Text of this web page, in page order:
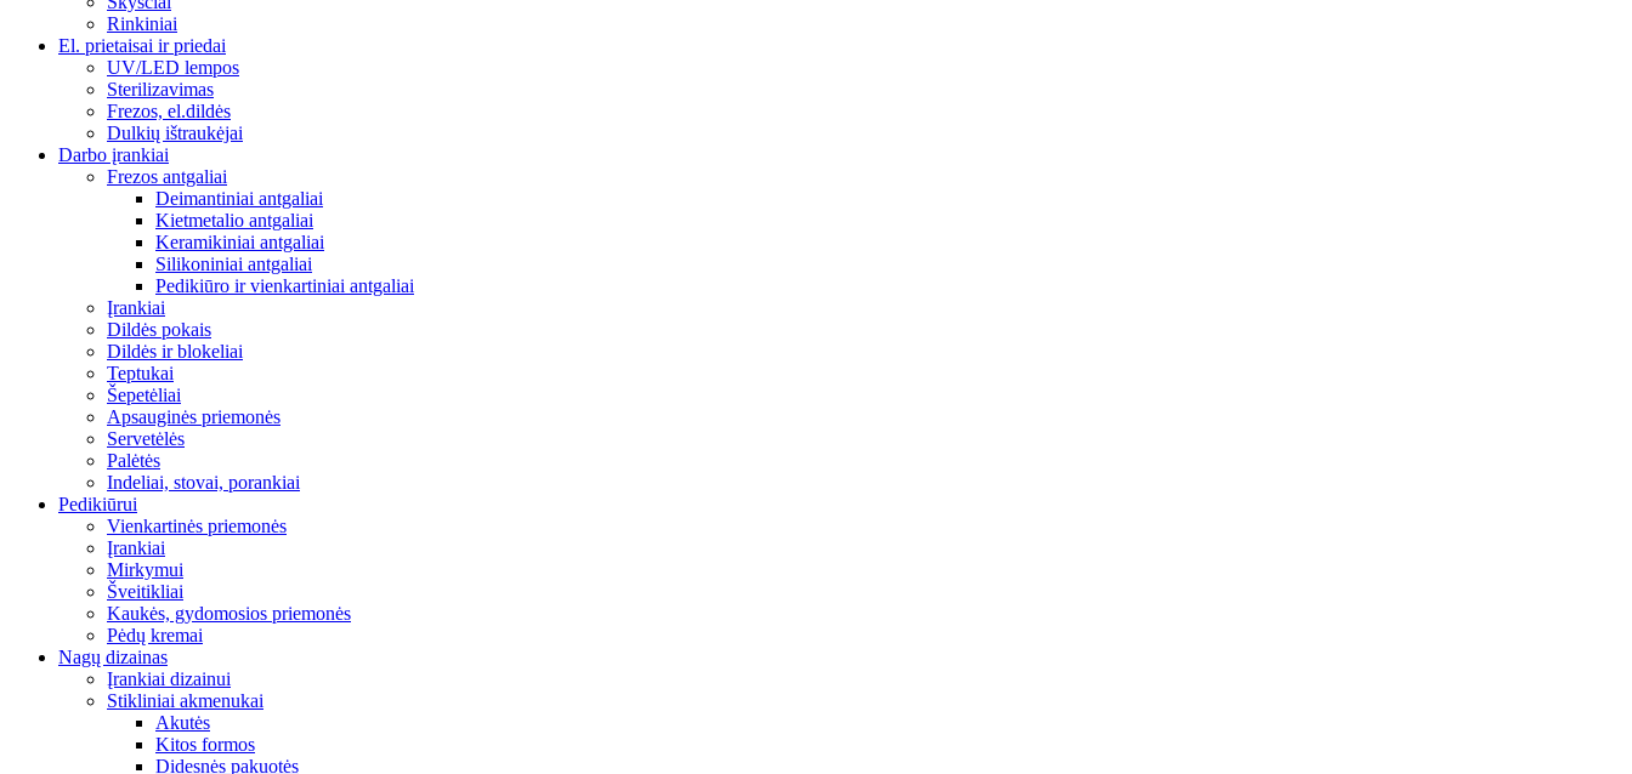
Rinkiniai
El. prietaisai ir priedai
UV/LED lempos
Sterilizavimas
Frezos, el.dildės
Dulkių ištraukėjai
Darbo įrankiai
Frezos antgaliai
Deimantiniai antgaliai
Kietmetalio antgaliai
Keramikiniai antgaliai
Silikoniniai antgaliai
Pedikiūro ir vienkartiniai antgaliai
Įrankiai
Dildės pokais
Dildės ir blokeliai
Teptukai
Šepetėliai
Apsauginės priemonės
Servetėlės
Palėtės
Indeliai, stovai, porankiai
Pedikiūrui
Vienkartinės priemonės
Įrankiai
Mirkymui
Šveitikliai
Kaukės, gydomosios priemonės
Pėdų kremai
Nagų dizainas
Įrankiai dizainui
Stikliniai akmenukai
Akutės
Kitos formos
Didesnės pakuotės